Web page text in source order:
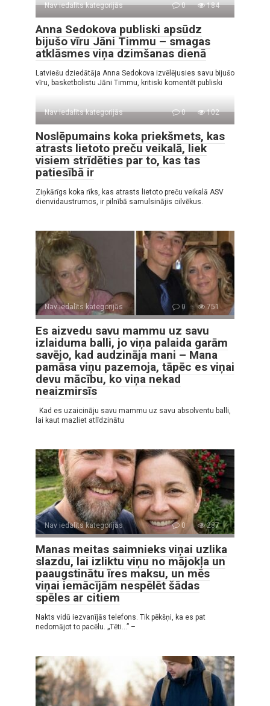
Nav iedalīts kategorijās 0 184
Anna Sedokova publiski apsūdz
bijušo vīru Jāni Timmu – smagas
atklāsmes viņa dzimšanas dienā
Latviešu dziedātāja Anna Sedokova izvēlējusies savu bijušo
vīru, basketbolistu Jāni Timmu, kritiski komentēt publiski
Nav iedalīts kategorijās 0 102
Noslēpumains koka priekšmets, kas
atrasts lietoto preču veikalā, liek
visiem strīdēties par to, kas tas
patiesībā ir
Ziņkārīgs koka rīks, kas atrasts lietoto preču veikalā ASV
dienvidaustrumos, ir pilnībā samulsinājis cilvēkus.
Nav iedalīts kategorijās 0 751
Es aizvedu savu mammu uz savu
izlaiduma balli, jo viņa palaida garām
savējo, kad audzināja mani – Mana
pamāsa viņu pazemoja, tāpēc es viņai
devu mācību, ko viņa nekad
neaizmirsīs
Kad es uzaicināju savu mammu uz savu absolventu balli,
lai kaut mazliet atlīdzinātu
Nav iedalīts kategorijās 0 287
Manas meitas saimnieks viņai uzlika
slazdu, lai izliktu viņu no mājokļa un
paaugstinātu īres maksu, un mēs
viņai iemācījām nespēlēt šādas
spēles ar citiem
Nakts vidū iezvanījās telefons. Tik pēkšņi, ka es pat
nedomājot to pacēlu. „Tēti…” –